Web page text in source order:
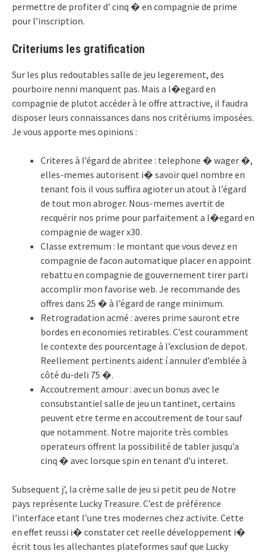
permettre de profiter d’ cinq � en compagnie de prime
pour l’inscription.
Criteriums les gratification
Sur les plus redoutables salle de jeu legerement, des
pourboire nenni manquent pas. Mais a l�egard en
compagnie de plutot accéder à le offre attractive, il faudra
disposer leurs connaissances dans nos critériums imposées.
Je vous apporte mes opinions :
Criteres à l’égard de abritee : telephone � wager �,
elles-memes autorisent i� savoir quel nombre en
tenant fois il vous suffira agioter un atout à l’égard
de tout mon abroger. Nous-memes avertit de
recquérir nos prime pour parfaitement a l�egard en
compagnie de wager x30.
Classe extremum : le montant que vous devez en
compagnie de facon automatique placer en appoint
rebattu en compagnie de gouvernement tirer parti
accomplir mon favorise web. Je recommande des
offres dans 25 � à l’égard de range minimum.
Retrogradation acmé : averes prime sauront etre
bordes en economies retirables. C’est couramment
le contexte des pourcentage à l’exclusion de depot.
Reellement pertinents aident í annuler d’emblée à
côté du-deli 75 �.
Accoutrement amour : avec un bonus avec le
consubstantiel salle de jeu un tantinet, certains
peuvent etre terme en accoutrement de tour sauf
que notamment. Notre majorite très combles
operateurs offrent la possibilité de tabler jusqu’a
cinq � avec lorsque spin en tenant d’u interet.
Subsequent j’, la crème salle de jeu si petit peu de Notre
pays représente Lucky Treasure. C’est de préférence
l’interface etant l’une tres modernes chez activite. Cette
en effet reussi i� constater cet reelle développement i�
écrit tous les allechantes plateformes sauf que Lucky